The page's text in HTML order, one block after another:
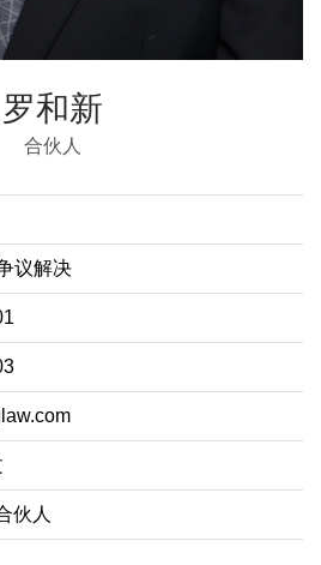
罗和新
合伙人
议解决
伙人